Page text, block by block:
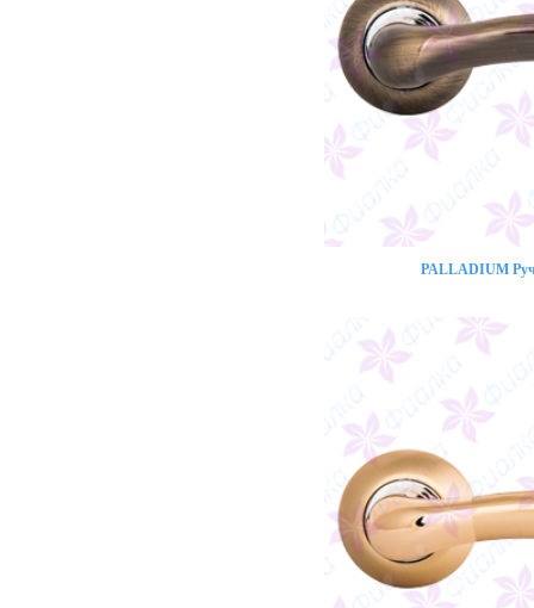
PALLADIUM